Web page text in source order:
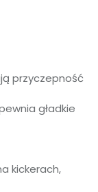
przyczepność
gładkie
kickerach,